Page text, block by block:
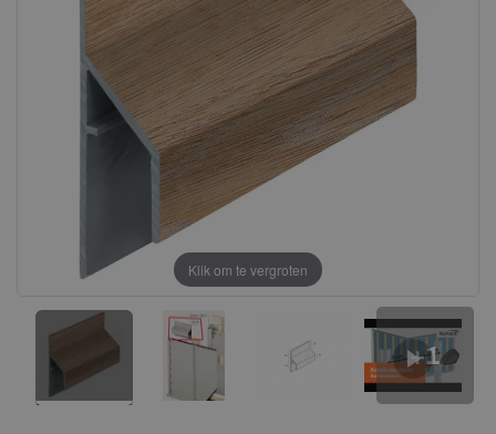
afbeeldingen-
afbeeldingen-
Klik om te vergroten
+1